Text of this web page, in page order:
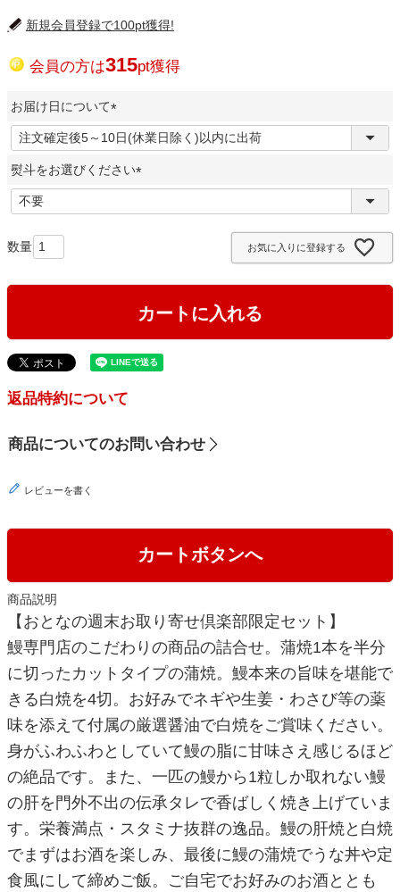
カートボタンへ
商品説明
【おとなの週末お取り寄せ倶楽部限定セット】
鰻専門店のこだわりの商品の詰合せ。蒲焼1本を半分
に切ったカットタイプの蒲焼。鰻本来の旨味を堪能で
きる白焼を4切。お好みでネギや生姜・わさび等の薬
味を添えて付属の厳選醤油で白焼をご賞味ください。
身がふわふわとしていて鰻の脂に甘味さえ感じるほど
の絶品です。また、一匹の鰻から1粒しか取れない鰻
の肝を門外不出の伝承タレで香ばしく焼き上げていま
す。栄養満点・スタミナ抜群の逸品。鰻の肝焼と白焼
でまずはお酒を楽しみ、最後に鰻の蒲焼でうな丼や定
食風にして締めご飯。ご自宅でお好みのお酒ととも
新規会員登録で100pt獲得!
会員の方は315pt獲得
お届け日について
(
必
須
)
熨斗をお選びください
必
お気に入りに登録する
カートに入れる
返品特約について
商品についてのお問い合わせ
レビューを書く